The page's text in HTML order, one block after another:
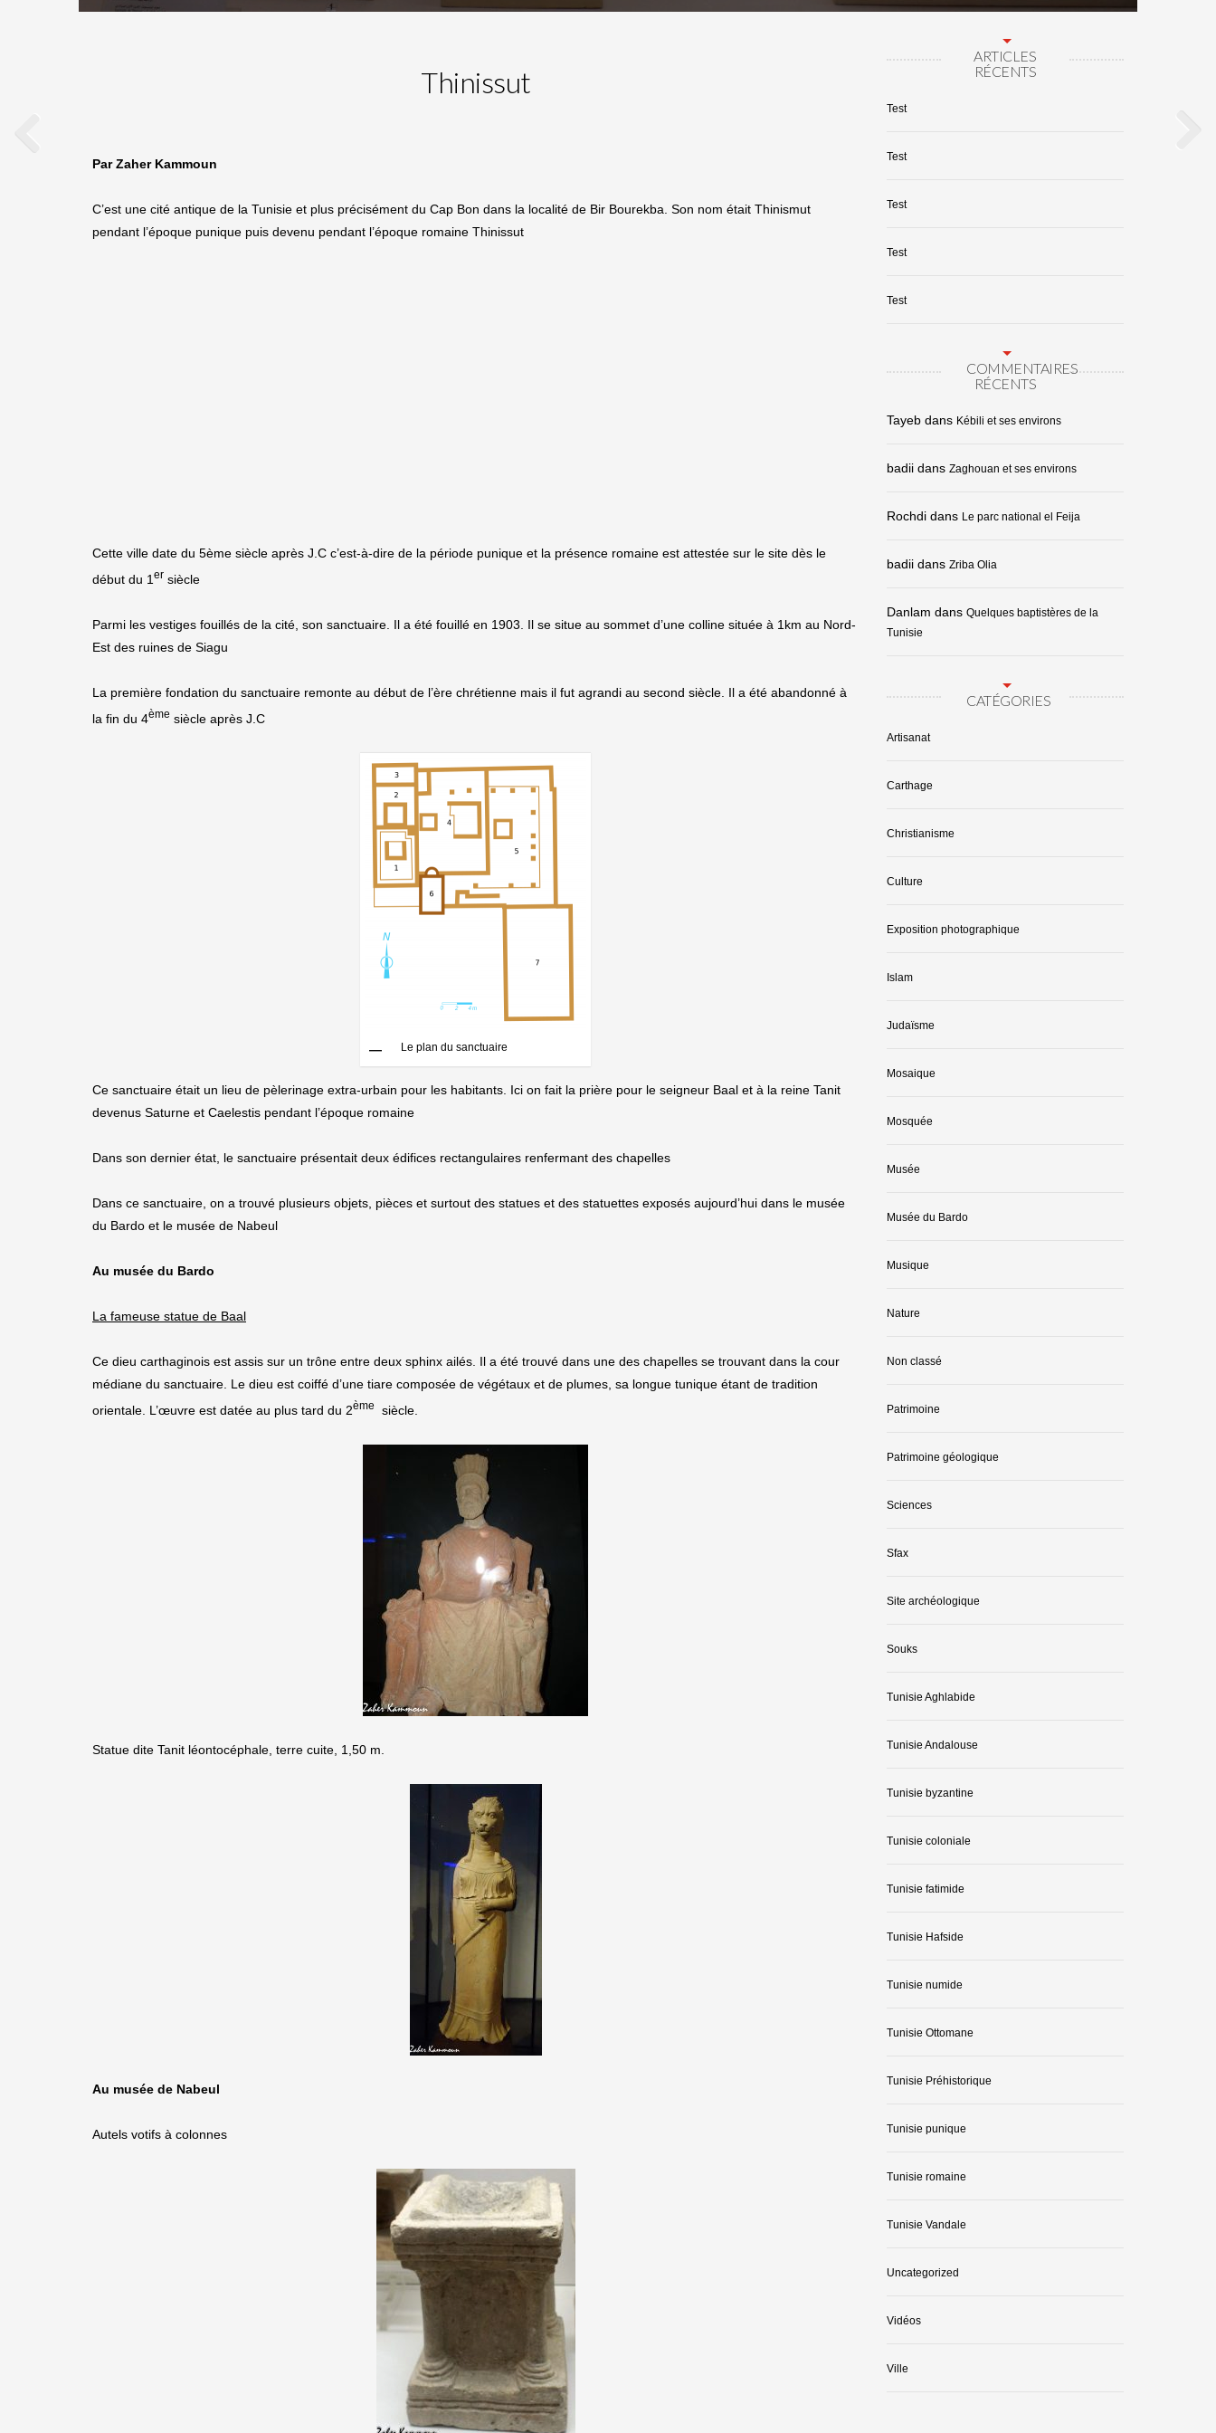
Thinissut
Par Zaher Kammoun
C’est une cité antique de la Tunisie et plus précisément du Cap Bon dans la localité de Bir Bourekba. Son nom était Thinismut
pendant l’époque punique puis devenu pendant l’époque romaine Thinissut
Cette ville date du 5ème siècle après J.C c’est-à-dire de la période punique et la présence romaine est attestée sur le site dès le
début du 1 er siècle
Parmi les vestiges fouillés de la cité, son sanctuaire. Il a été fouillé en 1903. Il se situe au sommet d’une colline située à 1km au Nord-
Est des ruines de Siagu
La première fondation du sanctuaire remonte au début de l’ère chrétienne mais il fut agrandi au second siècle. Il a été abandonné à
la fin du 4ème siècle après J.C
Le plan du sanctuaire
Ce sanctuaire était un lieu de pèlerinage extra-urbain pour les habitants. Ici on fait la prière pour le seigneur Baal et à la reine Tanit
devenus Saturne et Caelestis pendant l’époque romaine
Dans son dernier état, le sanctuaire présentait deux édifices rectangulaires renfermant des chapelles
Dans ce sanctuaire, on a trouvé plusieurs objets, pièces et surtout des statues et des statuettes exposés aujourd’hui dans le musée
du Bardo et le musée de Nabeul
Au musée du Bardo
La fameuse statue de Baal
Ce dieu carthaginois est assis sur un trône entre deux sphinx ailés. Il a été trouvé dans une des chapelles se trouvant dans la cour
médiane du sanctuaire. Le dieu est coiffé d’une tiare composée de végétaux et de plumes, sa longue tunique étant de tradition
orientale. L’œuvre est datée au plus tard du 2ème siècle.
Statue dite Tanit léontocéphale, terre cuite, 1,50 m
Au musée de Nabeul
Autels votifs à colonnes
ARTICLES
RÉCENTS
Test
Test
Test
Test
Test
COMMENTAIRES
RÉCENTS
Tayebdans Kébili et ses environs
badiidans Zaghouan et ses environs
Rochdidans Le parc national el Feija
badiidans Zriba Olia
Danlam dans Quelques baptistères de la
Tunisie
CATÉGORIES
Artisanat
Carthage
Christianisme
Culture
Exposition photographique
Islam
Judaïsme
Mosaique
Mosquée
Musée
Musée du Bardo
Musique
Nature
Non classé
Patrimoine
Patrimoine géologique
Sciences
Sfax
Site archéologique
Souks
Tunisie Aghlabide
Tunisie Andalouse
Tunisie byzantine
Tunisie coloniale
Tunisie fatimide
Tunisie Hafside
Tunisie numide
Tunisie Ottomane
Tunisie Préhistorique
Tunisie punique
Tunisie romaine
Tunisie Vandale
Uncategorized
Vidéos
Ville